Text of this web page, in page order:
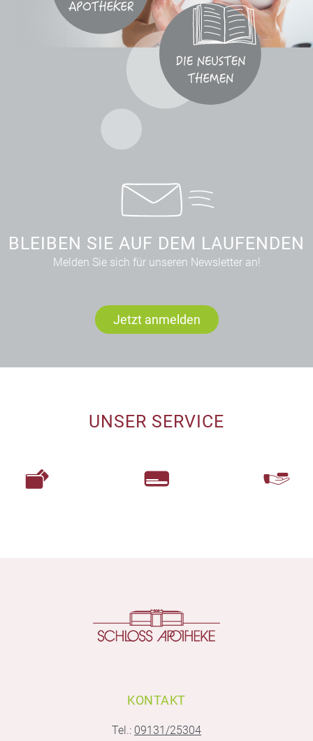
BLEIBEN SIE AUF DEM LAUFENDEN
Melden Sie sich für unseren Newsletter an!
Jetzt anmelden
UNSER SERVICE
KONTAKT
Tel.: 09131/25304